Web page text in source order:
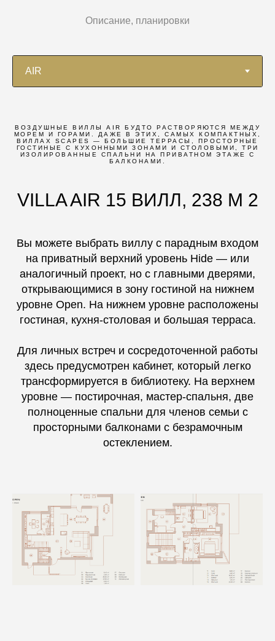
Описание, планировки
ВОЗДУШНЫЕ ВИЛЛЫ AIR БУДТО РАСТВОРЯЮТСЯ МЕЖДУ
МОРЕМ И ГОРАМИ. ДАЖЕ В ЭТИХ, САМЫХ КОМПАКТНЫХ,
ВИЛЛАХ SCAPES — БОЛЬШИЕ ТЕРРАСЫ, ПРОСТОРНЫЕ
ГОСТИНЫЕ С КУХОННЫМИ ЗОНАМИ И СТОЛОВЫМИ, ТРИ
ИЗОЛИРОВАННЫЕ СПАЛЬНИ НА ПРИВАТНОМ ЭТАЖЕ С
БАЛКОНАМИ.
VILLA AIR 15 ВИЛЛ, 238 М 2
Вы можете выбрать виллу с парадным входом
на приватный верхний уровень Hide — или
аналогичный проект, но с главными дверями,
открывающимися в зону гостиной на нижнем
уровне Open. На нижнем уровне расположены
гостиная, кухня-столовая и большая терраса.
Для личных встреч и сосредоточенной работы
здесь предусмотрен кабинет, который легко
трансформируется в библиотеку. На верхнем
уровне — постирочная, мастер-спальня, две
полноценные спальни для членов семьи с
просторными балконами с безрамочным
остеклением.